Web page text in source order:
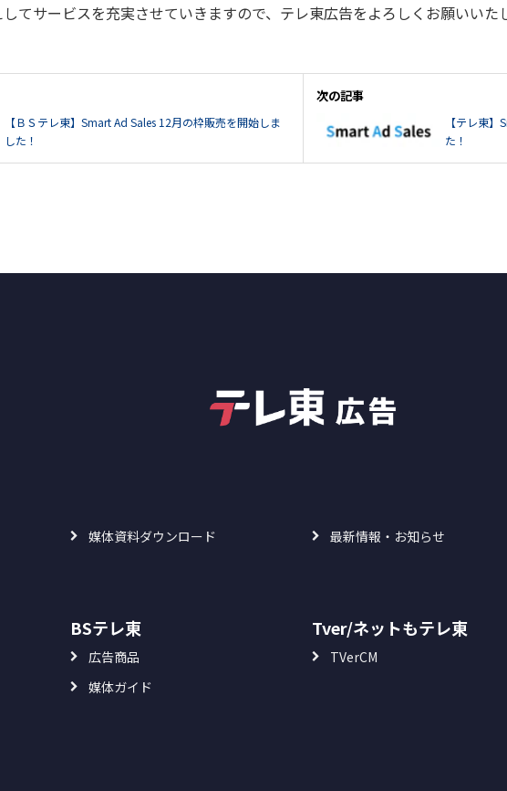
てサービスを充実させていきますので、テレ東広告をよろしくお願いいた
【ＢＳテレ東】Smart Ad Sales 12月の枠販売を開始しま
した！
次の記事
【テレ東
た！
媒体資料ダウンロード 最新情報・お知らせ
BSテレ東
広告商品
媒体ガイド
Tver/ネットもテレ東
TVerCM